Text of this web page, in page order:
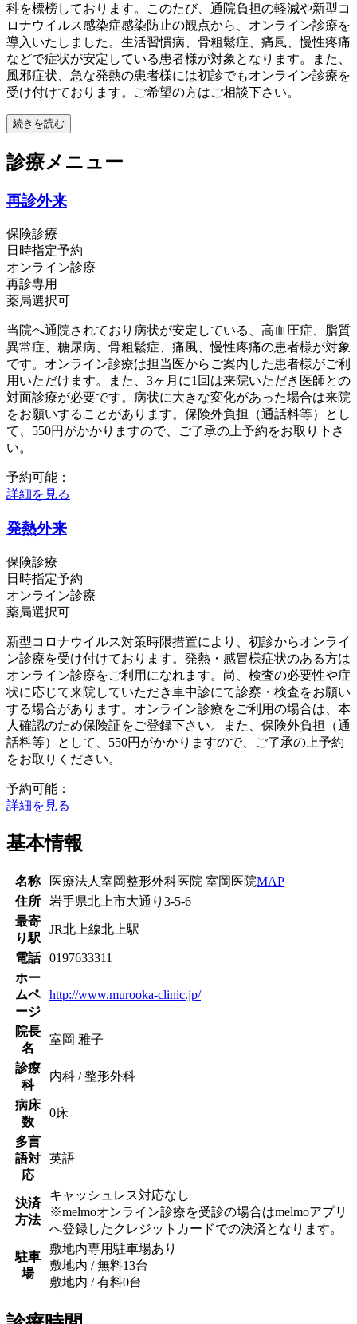
科を標榜しております。このたび、通院負担の軽減や新型コ
ロナウイルス感染症感染防止の観点から、オンライン診療を
導入いたしました。生活習慣病、骨粗鬆症、痛風、慢性疼痛
などで症状が安定している患者様が対象となります。また、
風邪症状、急な発熱の患者様には初診でもオンライン診療を
受け付けております。ご希望の方はご相談下さい。
続きを読む
診療メニュー
再診外来
保険診療
日時指定予約
オンライン診療
再診専用
薬局選択可
当院へ通院されており病状が安定している、高血圧症、脂質
異常症、糖尿病、骨粗鬆症、痛風、慢性疼痛の患者様が対象
です。オンライン診療は担当医からご案内した患者様がご利
用いただけます。また、3ヶ月に1回は来院いただき医師との
対面診療が必要です。病状に大きな変化があった場合は来院
をお願いすることがあります。保険外負担（通話料等）とし
て、550円がかかりますので、ご了承の上予約をお取り下さ
い。
予約可能：
詳細を見る
発熱外来
保険診療
日時指定予約
オンライン診療
薬局選択可
新型コロナウイルス対策時限措置により、初診からオンライ
ン診療を受け付けております。発熱・感冒様症状のある方は
オンライン診療をご利用になれます。尚、検査の必要性や症
状に応じて来院していただき車中診にて診察・検査をお願い
する場合があります。オンライン診療をご利用の場合は、本
人確認のため保険証をご登録下さい。また、保険外負担（通
話料等）として、550円がかかりますので、ご了承の上予約
をお取りください。
予約可能：
詳細を見る
基本情報
名称 医療法人室岡整形外科医院 室岡医院MAP
住所
岩手県北上市大通り3-5-6
最寄
り駅
JR北上線北上駅
電話
0197633311
ホー
ムペ
ージ
http://www.murooka-clinic.jp/
院長
名
室岡 雅子
診療
科
内科 / 整形外科
病床
数
0床
多言
語対
応
英語
決済
方法
キャッシュレス対応なし
※melmoオンライン診療を受診の場合はmelmoアプリ
へ登録したクレジットカードでの決済となります。
駐車
場
敷地内専用駐車場あり
敷地内 / 無料13台
敷地内 / 有料0台